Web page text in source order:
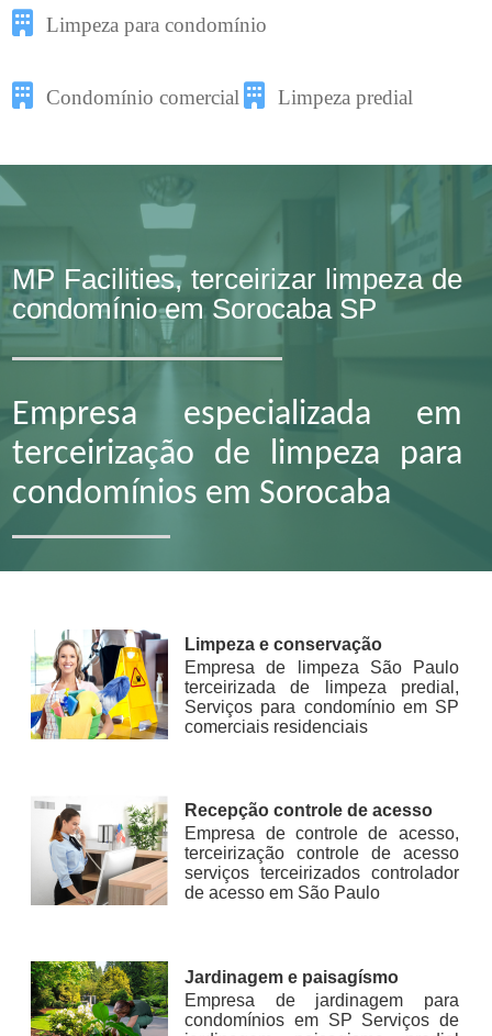
Limpeza para condomínio
Condomínio comercial Limpeza predial
MP Facilities, terceirizar limpeza de
condomínio em Sorocaba SP
Empresa especializada em
terceirização de limpeza para
condomínios em Sorocaba
Limpeza e conservação
Empresa de limpeza São Paulo
terceirizada de limpeza predial,
Serviços para condomínio em SP
comerciais residenciais
Recepção controle de acesso
Empresa de controle de acesso,
terceirização controle de acesso
serviços terceirizados controlador
de acesso em São Paulo
Jardinagem e paisagísmo
Empresa de jardinagem para
condomínios em SP Serviços de